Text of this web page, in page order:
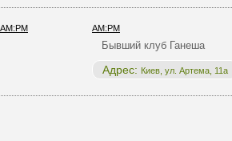
AM:PM
Бывший клуб Ганеша
Адрес: Киев, ул. Артема, 11а